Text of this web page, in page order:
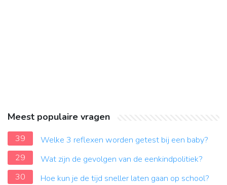
Meest populaire vragen
39
Welke 3 reflexen worden getest bij een baby?
29
Wat zijn de gevolgen van de eenkindpolitiek?
30
Hoe kun je de tijd sneller laten gaan op school?